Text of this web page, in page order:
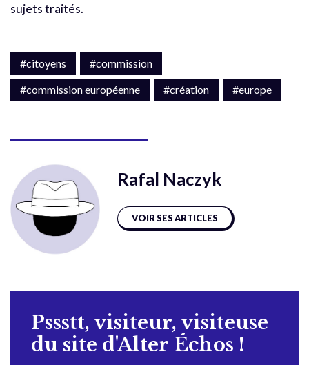
sujets traités.
#citoyens
#commission
#commission européenne
#création #europe
Rafal Naczyk
VOIR SES ARTICLES
Pssstt, visiteur, visiteuse
du site d'Alter Échos !